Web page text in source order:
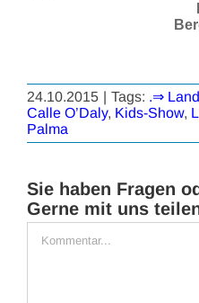
24.10.2015 | Tags: .⇒
Calle O’Daly, Kids-Show,
Palma
Sie haben Fragen
Gerne mit uns